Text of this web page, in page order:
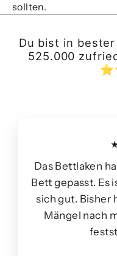
sollten.
Du bist in
525.000
Das Bettlaken
Bett gepasst. Es
sich gut. Bisher
Mängel nach